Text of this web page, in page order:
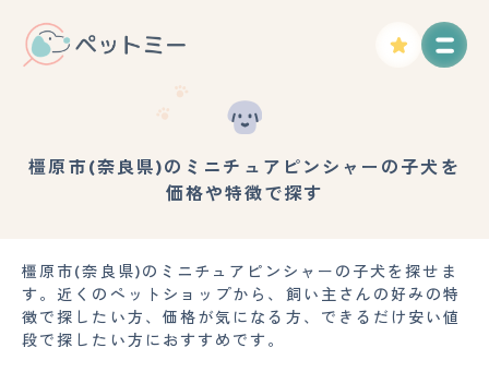
橿原市(奈良県)のミニチュアピンシャーの子犬を
価格や特徴で探す
橿原市(奈良県)のミニチュアピンシャーの子犬を探せま
す。近くのペットショップから、飼い主さんの好みの特
徴で探したい方、価格が気になる方、できるだけ安い値
段で探したい方におすすめです。